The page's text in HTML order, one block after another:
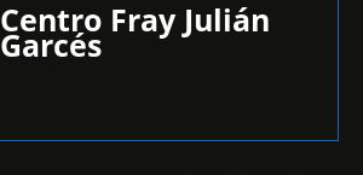
Centro Fray Julián
Garcés